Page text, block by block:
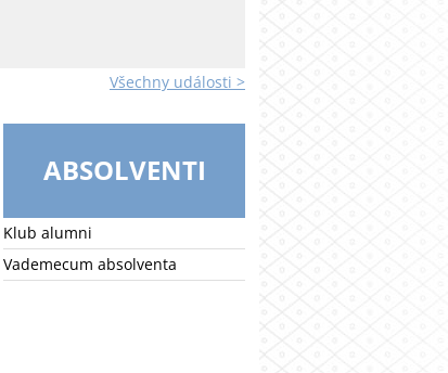
Všechny události >
ABSOLVENTI
Klub alumni
Vademecum absolventa